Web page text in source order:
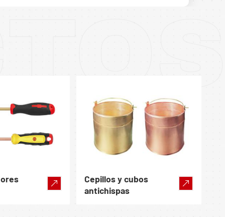
Cepillos y cubos
antichispas